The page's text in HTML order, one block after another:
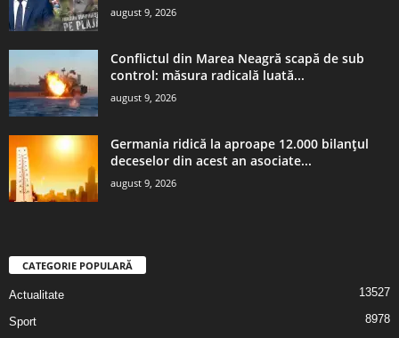
august 9, 2026
Conflictul din Marea Neagră scapă de sub
control: măsura radicală luată...
august 9, 2026
Germania ridică la aproape 12.000 bilanţul
deceselor din acest an asociate...
august 9, 2026
CATEGORIE POPULARĂ
Actualitate 13527
Sport 8978